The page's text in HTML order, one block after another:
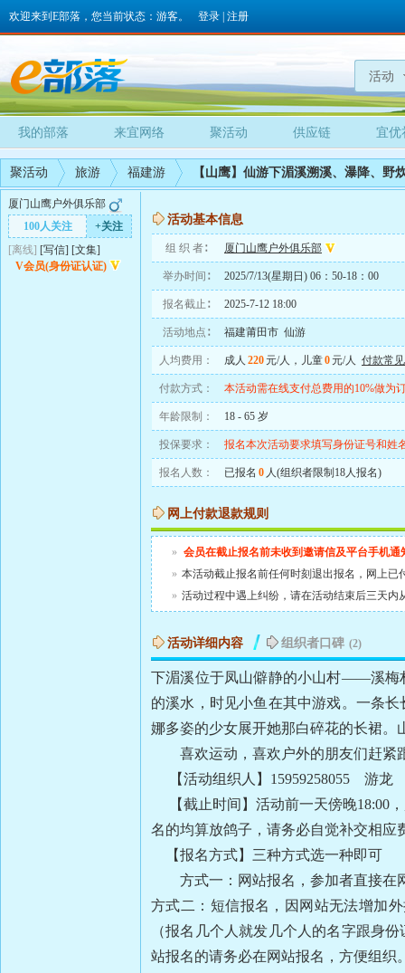
欢迎来到E部落，您当前状态：游客。 登录 注册
活动
我的部落 来宜网络 聚活动 供应链 宜优
聚活动 旅游 福建游 【山鹰】仙游下湄溪溯溪、瀑降、野
厦门山鹰户外俱乐部
100人关注
+关注
[离线] [写信] [文集]
V会员(身份证认证)
活动基本信息
组 织 者∶ 厦门山鹰户外俱乐部
举办时间∶ 2025/7/13(星期日) 06：50-18：00
报名截止∶ 2025-7-12 18:00
活动地点∶ 福建莆田市 仙游
人均费用： 成人 220元/人，儿童0元/人 付款常
付款方式： 本活动需在线支付总费用的10%做为
年龄限制： 18 - 65 岁
投保要求： 报名本次活动要求填写身份证号和姓
报名人数： 已报名 0 人(组织者限制18人报名)
网上付款退款规则
» 会员在截止报名前未收到邀请信及平台手机
» 本活动截止报名前任何时刻退出报名，网上已
» 活动过程中遇上纠纷，请在活动结束后三天
活动详细内容 组织者口碑 (2)
下湄溪位于凤山僻静的小山村——溪梅
的溪水，时见小鱼在其中游戏。一条
娜多姿的少女展开她那白碎花的长裙
喜欢运动，喜欢户外的朋友们赶紧
【活动组织人】15959258055 游龙
【截止时间】活动前一天傍晚18:00
名的均算放鸽子，请务必自觉补交相
【报名方式】三种方式选一种即可
方式一：网站报名，参加者直接
方式二：短信报名，因网站无法增加
（报名几个人就发几个人的名字跟身
站报名的请务必在网站报名，方便组织